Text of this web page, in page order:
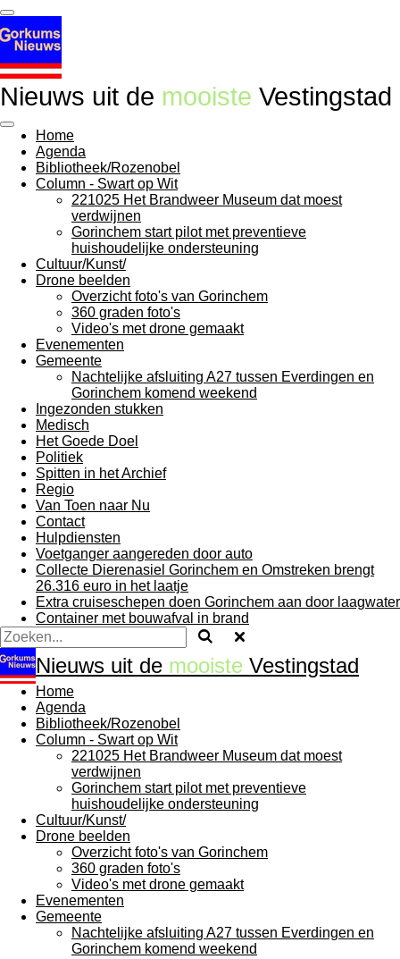
Ga
direct
naar
de
hoofdinhoud
Nieuws uit de mooiste Vestingstad
Home
Agenda
Bibliotheek/Rozenobel
Column - Swart op Wit
221025 Het Brandweer Museum dat moest
verdwijnen
Gorinchem start pilot met preventieve
huishoudelijke ondersteuning
Cultuur/Kunst/
Drone beelden
Overzicht foto's van Gorinchem
360 graden foto's
Video's met drone gemaakt
Evenementen
Gemeente
Nachtelijke afsluiting A27 tussen Everdingen en
Gorinchem komend weekend
Ingezonden stukken
Medisch
Het Goede Doel
Politiek
Spitten in het Archief
Regio
Van Toen naar Nu
Contact
Hulpdiensten
Voetganger aangereden door auto
Collecte Dierenasiel Gorinchem en Omstreken brengt
26.316 euro in het laatje
Extra cruiseschepen doen Gorinchem aan door laagwater
Container met bouwafval in brand
Nieuws uit de mooiste Vestingstad
Home
Agenda
Bibliotheek/Rozenobel
Column - Swart op Wit
221025 Het Brandweer Museum dat moest
verdwijnen
Gorinchem start pilot met preventieve
huishoudelijke ondersteuning
Cultuur/Kunst/
Drone beelden
Overzicht foto's van Gorinchem
360 graden foto's
Video's met drone gemaakt
Evenementen
Gemeente
Nachtelijke afsluiting A27 tussen Everdingen en
Gorinchem komend weekend